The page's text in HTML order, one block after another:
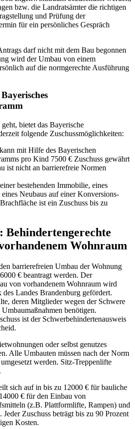
bzw. die Landratsämter die richtigen
und Prüfung der
für ein persönliches Gespräch
darf nicht mit dem Bau begonnen
wird der Umbau von einem
auf die normgerechte Ausführung
bietet das Bayerische
folgende Zuschussmöglichkeiten:
mit Hilfe des Bayerischen
pro Kind 7500 € Zuschuss gewährt
ist nicht an barrierefreie Normen
bestehenden Immobilie, eines
eines Neubaus auf einer Konversions-
ist ein Zuschuss bis zu
Behindertengerechte
Wohnraum
barrierefreien Umbau der Wohnung
€ beantragt werden. Der
von vorhandenem Wohnraum wird
Landes Brandenburg gefördert.
deren Mitglieder wegen der Schwere
benötigen.
ist der Schwerbehindertenausweis
oder selbst genutzes
Alle Umbauten müssen nach der Norm
werden. Sitz-Treppenlifte
sich auf in bis zu 12000 € für bauliche
€ für den Einbau von
(z.B. Plattformlifte, Rampen) und
Zuschuss beträgt bis zu 90 Prozent
Kosten.